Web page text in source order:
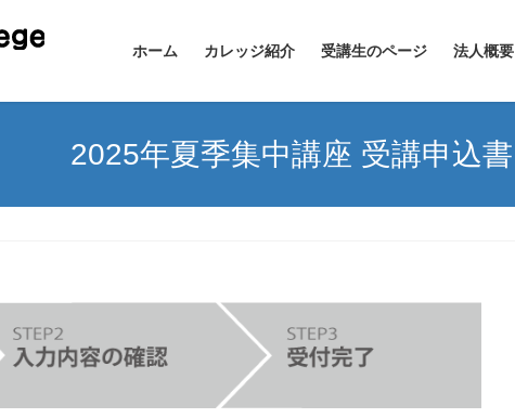
ホーム カレッジ紹介 受講生のページ 法人概要
2025年夏季集中講座 受講申込書